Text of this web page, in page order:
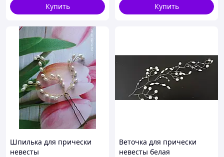
Купить
Купить
Шпилька для прически
невесты
Веточка для прически
невесты белая